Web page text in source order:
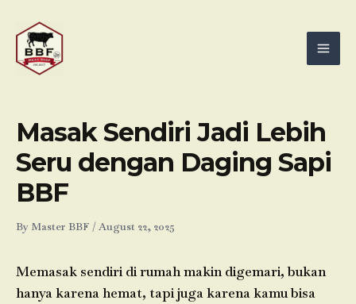
content
Masak Sendiri Jadi Lebih
Seru dengan Daging Sapi
BBF
By Master BBF /August 22, 2025
Memasak sendiri di rumah makin digemari, bukan
hanya karena hemat, tapi juga karena kamu bisa